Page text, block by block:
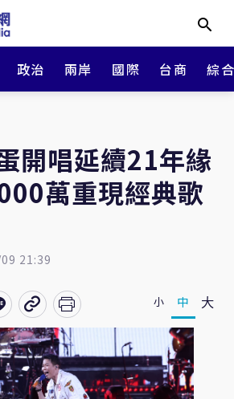
政治 兩岸 國際 台商 綜
開唱延續21年緣
萬重現經典歌
21:39
小 中 大